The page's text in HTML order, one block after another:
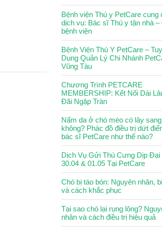
Bệnh viện Thú y PetCare cung
dịch vụ: Bác sĩ Thú y tận nhà –
bệnh viện
Bệnh Viện Thú Y PetCare –
Dụng Quản Lý Chi Nhánh
Vũng Tàu
Chương Trình PETCARE
MEMBERSHIP: Kết Nối Dài
Đãi Ngập Tràn
Nấm da ở chó mèo có lây
không? Phác đồ điều trị dứt
bác sĩ PetCare như thế nào?
Dịch Vụ Gửi Thú Cưng Dịp Đại
30.04 & 01.05 Tại PetCare
Chó bị táo bón: Nguyên nhân,
và cách khắc phục
Tại sao chó lại rụng lông?
nhân và cách điều trị hiệu quả